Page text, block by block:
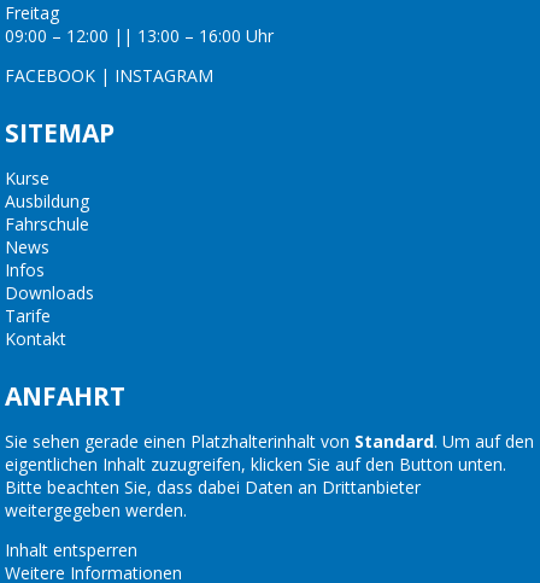
Freitag
09:00 – 12:00 || 13:00 – 16:00 Uhr
FACEBOOK | INSTAGRAM
SITEMAP
Kurse
Ausbildung
Fahrschule
News
Infos
Downloads
Tarife
Kontakt
ANFAHRT
Sie sehen gerade einen Platzhalterinhalt von Standard. Um auf den
eigentlichen Inhalt zuzugreifen, klicken Sie auf den Button unten.
Bitte beachten Sie, dass dabei Daten an Drittanbieter
weitergegeben werden.
Inhalt entsperren
Weitere Informationen